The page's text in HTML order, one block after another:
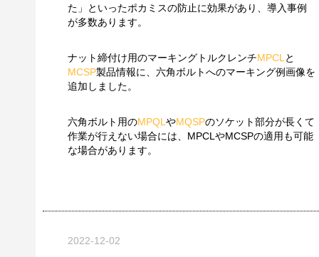
た」といったポカミスの防止に効果があり、導入事例
が多数あります。
ナット締付け用のマーキングトルクレンチMPCL と
MCSP製品情報に、六角ボルトへのマーキング例画像を
追加しました。
六角ボルト用のMPQL やMQSPのソケット部分が長くて
作業が行えない場合には、MPCLやMCSPの適用も可能
な場合があります。
2022-12-02